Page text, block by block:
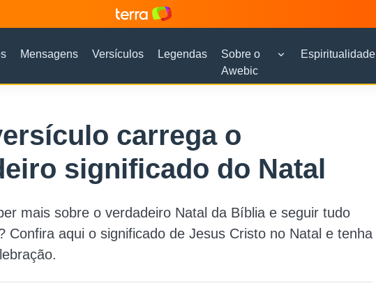
Mensagens Versículos Legendas
Sobre o
Awebic
Espiritualidade
carrega o
significado do Natal
mais sobre o verdadeiro Natal da Bíblia e seguir tudo
Confira aqui o significado de Jesus Cristo no Natal e tenha